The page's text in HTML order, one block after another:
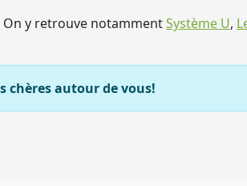
On y retrouve notammentSystème U,
chères autour de vous!